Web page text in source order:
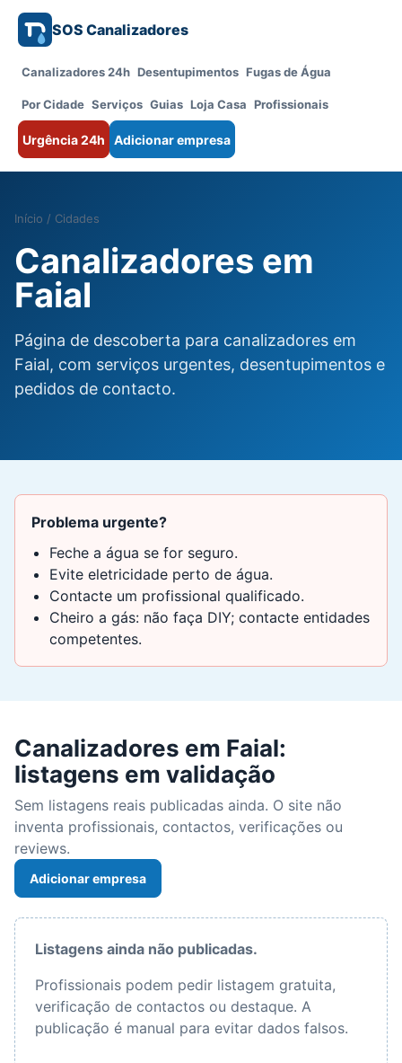
SOS Canalizadores
Canalizadores 24h Desentupimentos Fugas de Água
Por Cidade Serviços Guias Loja Casa Profissionais
Urgência 24h Adicionar empresa
Início / Cidades
Canalizadores em
Faial
Página de descoberta para canalizadores em
Faial, com serviços urgentes, desentupimentos e
pedidos de contacto.
Problema urgente?
Feche a água se for seguro.
Evite eletricidade perto de água.
Contacte um profissional qualificado.
Cheiro a gás: não faça DIY; contacte entidades
competentes.
Canalizadores em Faial:
listagens em validação
Sem listagens reais publicadas ainda. O site não
inventa profissionais, contactos, verificações ou
reviews.
Adicionar empresa
Listagens ainda não publicadas.
Profissionais podem pedir listagem gratuita,
verificação de contactos ou destaque. A
publicação é manual para evitar dados falsos.